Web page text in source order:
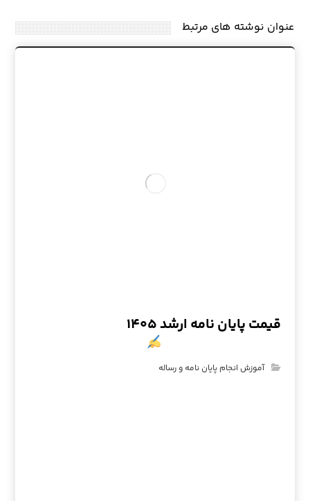
عنوان ‫نوشته های مرتبط
قیمت پایان نامه ارشد ۱۴۰۵
آموزش انجام پایان نامه و رساله